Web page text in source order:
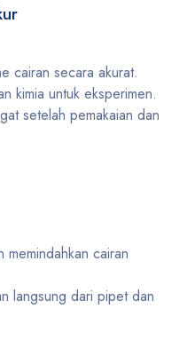
cairan secara akurat.
kimia untuk eksperimen.
setelah pemakaian dan
cairan
langsung dari pipet dan